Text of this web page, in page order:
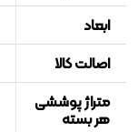
ابعاد
اصالت کالا
متراژ پوششی
هر بسته